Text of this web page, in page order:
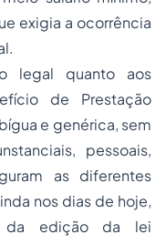
exigia a ocorrência
legal quanto aos
de Prestação
e genérica, sem
pessoais,
as diferentes
nos dias de hoje,
da edição da lei